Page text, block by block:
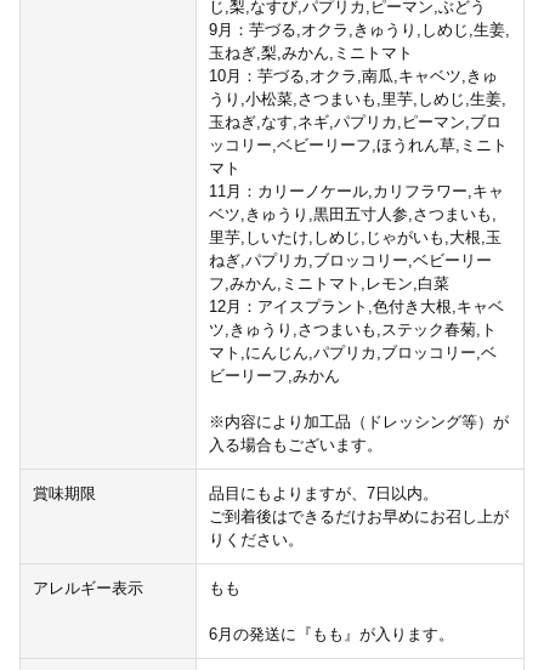
じ,梨,なすび,パプリカ,ピーマン,ぶどう
9月：芋づる,オクラ,きゅうり,しめじ,生姜,
玉ねぎ,梨,みかん,ミニトマト
10月：芋づる,オクラ,南瓜,キャベツ,きゅ
うり,小松菜,さつまいも,里芋,しめじ,生姜,
玉ねぎ,なす,ネギ,パプリカ,ピーマン,ブロ
ッコリー,ベビーリーフ,ほうれん草,ミニト
マト
11月：カリーノケール,カリフラワー,キャ
ベツ,きゅうり,黒田五寸人参,さつまいも,
里芋,しいたけ,しめじ,じゃがいも,大根,玉
ねぎ,パプリカ,ブロッコリー,ベビーリー
フ,みかん,ミニトマト,レモン,白菜
12月：アイスプラント,色付き大根,キャベ
ツ,きゅうり,さつまいも,ステック春菊,ト
マト,にんじん,パプリカ,ブロッコリー,ベ
ビーリーフ,みかん
※内容により加工品（ドレッシング等）が
入る場合もございます。
賞味期限
品目にもよりますが、7日以内。
ご到着後はできるだけお早めにお召し上が
りください。
アレルギー表示 もも
6月の発送に『もも』が入ります。